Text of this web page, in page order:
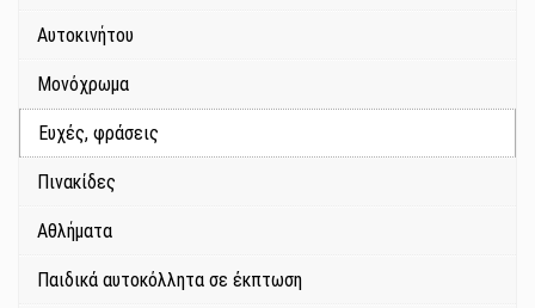
Αυτοκινήτου
Μονόχρωμα
Ευχές, φράσεις
Πινακίδες
Αθλήματα
Παιδικά αυτοκόλλητα σε έκπτωση